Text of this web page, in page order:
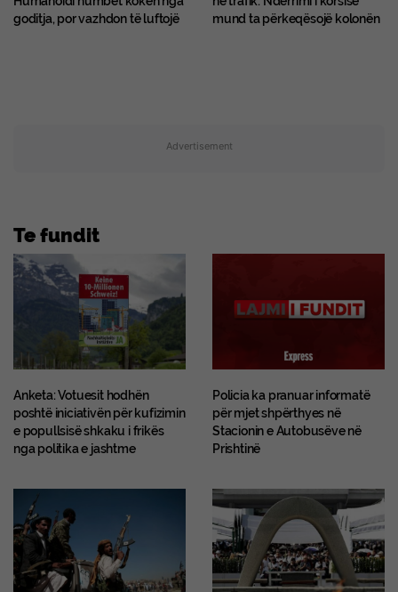
goditja, por vazhdon të luftojë
mund ta përkeqësojë kolonën
Advertisement
Te fundit
Anketa: Votuesit hodhën
poshtë iniciativën për kufizimin
e popullsisë shkaku i frikës
nga politika e jashtme
Policia ka pranuar informatë
për mjet shpërthyes në
Stacionin e Autobusëve në
Prishtinë